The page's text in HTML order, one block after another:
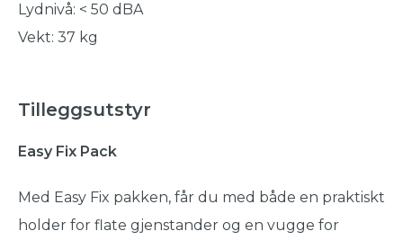
Lydnivå: < 50 dBA
Vekt: 37 kg
Tilleggsutstyr
Easy Fix Pack
Med Easy Fix pakken, får du med både en praktiskt
holder for flate gjenstander og en vugge for